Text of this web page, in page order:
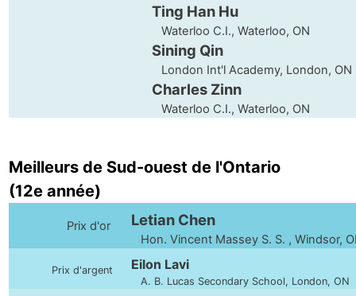
Ting Han Hu
Waterloo C.I., Waterloo, ON
Sining Qin
London Int'l Academy, London, ON
Charles Zinn
Waterloo C.I., Waterloo, ON
Meilleurs de Sud-ouest de l'Ontario
(12e année)
Prix d'or Letian Chen
Hon. Vincent Massey S. S. , Windsor,
Prix d'argent Eilon Lavi
A. B. Lucas Secondary School, London, ON